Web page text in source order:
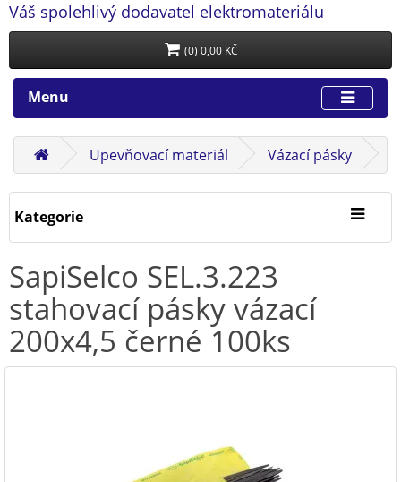
Váš spolehlivý dodavatel elektromateriálu
(0) 0,00 KČ
Menu
Upevňovací materiál Vázací pásky
Kategorie
SapiSelco SEL.3.223
stahovací pásky vázací
200x4,5 černé 100ks